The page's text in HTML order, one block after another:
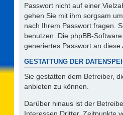
Passwort nicht auf einer
gehen Sie mit ihm sorgsam
nach Ihrem Passwort fragen.
benutzen. Die phpBB-
generiertes Passwort an
GESTATTUNG DER
Sie gestatten dem Betreiber,
anbieten zu können.
Darüber hinaus ist der